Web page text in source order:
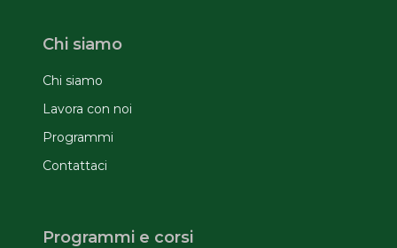
Chi siamo
Chi siamo
Lavora con noi
Programmi
Contattaci
Programmi e corsi